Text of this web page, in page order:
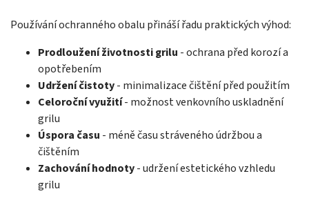
Používání ochranného obalu přináší řadu praktických výhod:
Prodloužení životnosti grilu - ochrana před korozí a
opotřebením
Udržení čistoty- minimalizace čištění před použitím
Celoroční využití- možnost venkovního uskladnění
grilu
Úspora času - méně času stráveného údržbou a
čištěním
Zachování hodnoty- udržení estetického vzhledu
grilu